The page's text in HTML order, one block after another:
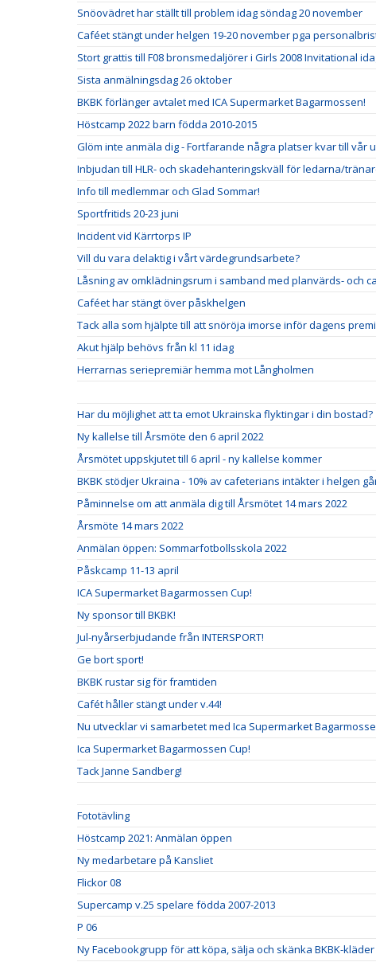
Snöovädret har ställt till problem idag söndag 20 november
Caféet stängt under helgen 19-20 november pga
Stort grattis till F08 bronsmedaljörer i Girls 2008 Invitational
Sista anmälningsdag 26 oktober
BKBK förlänger avtalet med ICA Supermarket Bagarmossen!
Höstcamp 2022 barn födda 2010-2015
Glöm inte anmäla dig - Fortfarande några platser kvar till vår
Inbjudan till HLR- och skadehanteringskväll för ledarna/
Info till medlemmar och Glad Sommar!
Sportfritids 20-23 juni
Incident vid Kärrtorps IP
Vill du vara delaktig i vårt värdegrundsarbete?
Låsning av omklädningsrum i samband med planvärds- och
Caféet har stängt över påskhelgen
Tack alla som hjälpte till att snöröja imorse inför dagens
Akut hjälp behövs från kl 11 idag
Herrarnas seriepremiär hemma mot Långholmen
Har du möjlighet att ta emot Ukrainska flyktingar i din bostad?
Ny kallelse till Årsmöte den 6 april 2022
Årsmötet uppskjutet till 6 april - ny kallelse kommer
BKBK stödjer Ukraina - 10% av cafeterians intäkter i helgen
Påminnelse om att anmäla dig till Årsmötet 14 mars 2022
Årsmöte 14 mars 2022
Anmälan öppen: Sommarfotbollsskola 2022
Påskcamp 11-13 april
ICA Supermarket Bagarmossen Cup!
Ny sponsor till BKBK!
Jul-nyårserbjudande från INTERSPORT!
Ge bort sport!
BKBK rustar sig för framtiden
Cafét håller stängt under v.44!
Nu utvecklar vi samarbetet med Ica Supermarket
Ica Supermarket Bagarmossen Cup!
Tack Janne Sandberg!
Fototävling
Höstcamp 2021: Anmälan öppen
Ny medarbetare på Kansliet
Flickor 08
Supercamp v.25 spelare födda 2007-2013
P 06
Ny Facebookgrupp för att köpa, sälja och skänka BKBK-